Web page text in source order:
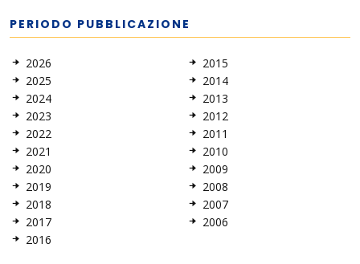
PERIODO PUBBLICAZIONE
2026
2025
2024
2023
2022
2021
2020
2019
2018
2017
2016
2015
2014
2013
2012
2011
2010
2009
2008
2007
2006